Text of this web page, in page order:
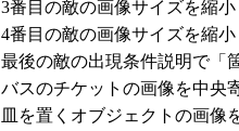
3番目の敵の画像サイズを縮小
4番目の敵の画像サイズを縮小
最後の敵の出現条件説明で「
バスのチケットの画像を中央
皿を置くオブジェクトの画像